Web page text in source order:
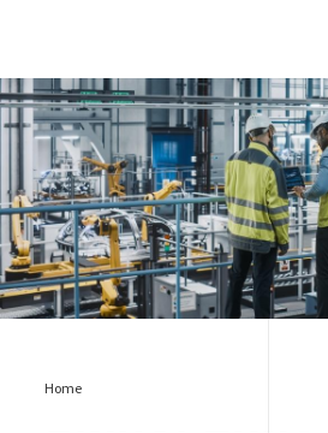
Bewertung von Maschinen und
Home